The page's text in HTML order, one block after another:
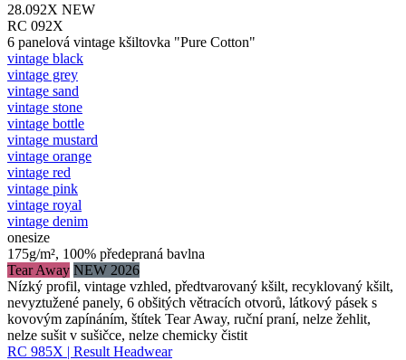
28.092X NEW
RC 092X
6 panelová vintage kšiltovka "Pure Cotton"
vintage black
vintage grey
vintage sand
vintage stone
vintage bottle
vintage mustard
vintage orange
vintage red
vintage pink
vintage royal
vintage denim
onesize
175g/m², 100% předepraná bavlna
Tear Away NEW 2026
Nízký profil, vintage vzhled, předtvarovaný kšilt, recyklovaný kšilt,
nevyztužené panely, 6 obšitých větracích otvorů, látkový pásek s
kovovým zapínáním, štítek Tear Away, ruční praní, nelze žehlit,
nelze sušit v sušičce, nelze chemicky čistit
RC 985X | Result Headwear